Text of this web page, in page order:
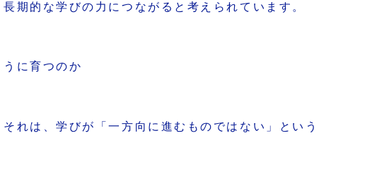
期的な学びの力につながると考えられています。
に育つのか
れは、学びが「一方向に進むものではない」という